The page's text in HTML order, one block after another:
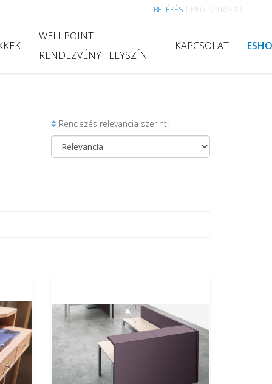
BELÉPÉS REGISZTRÁCIÓ
WELLPOINT
RENDEZVÉNYHELYSZÍN
KAPCSOLAT
Rendezés relevancia szerint: